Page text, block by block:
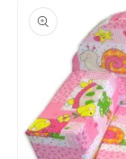
ugrás a
termékadatokra